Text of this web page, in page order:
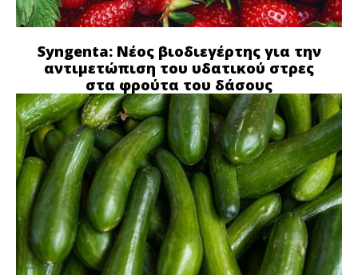
Syngenta: Νέος βιοδιεγέρτης για την
αντιμετώπιση του υδατικού στρες
στα φρούτα του δάσους